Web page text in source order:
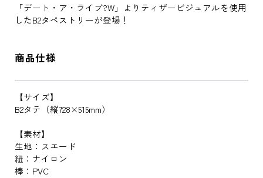
「デート・ア・ライブ?W」よりティザービジュアルを使用
したB2タペストリーが登場！
商品仕様
【サイズ】
B2タテ（縦728×515mm）
【素材】
生地：スエード
紐：ナイロン
棒：PVC